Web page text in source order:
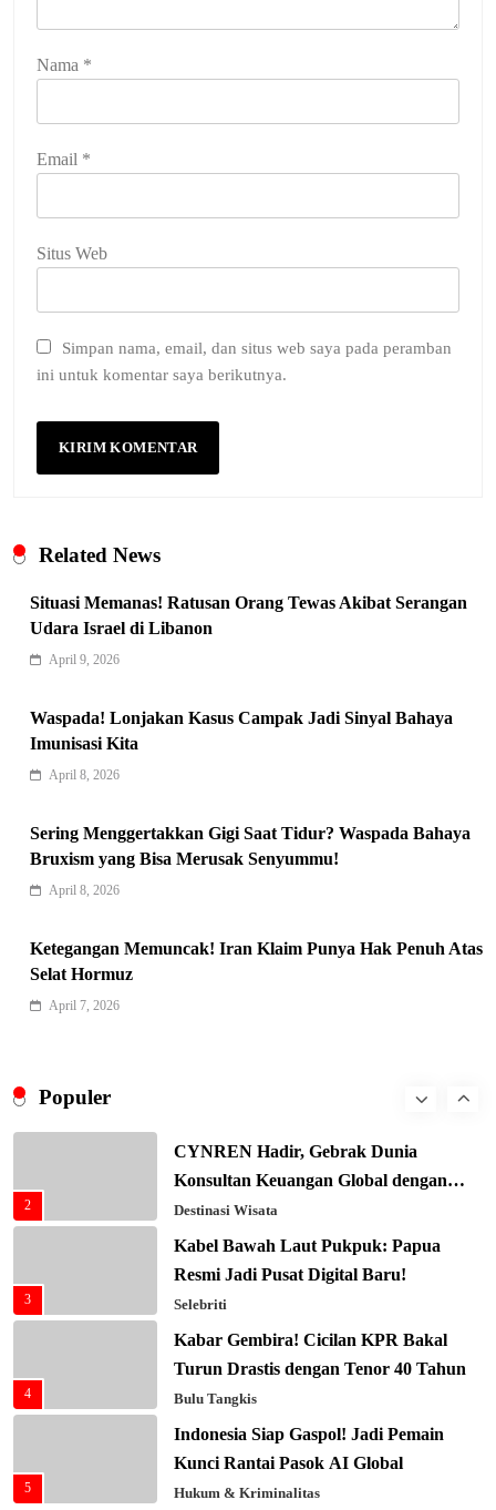
Populer
5
Kunci Rantai Pasok AI Global
Editorial
Keren! Baznas Bangun Sekolah Tenda
Xenco Medical Raih Penghargaan
2
CYNREN Hadir, Gebrak Dunia
Konsultan Keuangan Global dengan
Sentuhan AI
Destinasi Wisata
3
Kabel Bawah Laut Pukpuk: Papua
Resmi Jadi Pusat Digital Baru!
Selebriti
4
Kabar Gembira! Cicilan KPR Bakal
Turun Drastis dengan Tenor 40 Tahun
Bulu Tangkis
5
Indonesia Siap Gaspol! Jadi Pemain
Kunci Rantai Pasok AI Global
Hukum & Kriminalitas
Nama *
Email *
Situs Web
Simpan nama, email, dan situs web saya pada peramban
ini untuk komentar saya berikutnya.
Related News
Situasi Memanas! Ratusan Orang Tewas Akibat Serangan
Udara Israel di Libanon
April 9, 2026
Waspada! Lonjakan Kasus Campak Jadi Sinyal Bahaya
Imunisasi Kita
April 8, 2026
Sering Menggertakkan Gigi Saat Tidur? Waspada Bahaya
Bruxism yang Bisa Merusak Senyummu!
April 8, 2026
Ketegangan Memuncak! Iran Klaim Punya Hak Penuh Atas
Selat Hormuz
April 7, 2026